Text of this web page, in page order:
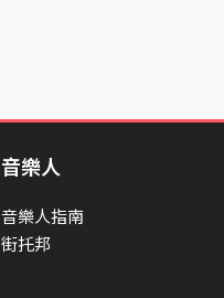
音樂人
音樂人指南
街托邦